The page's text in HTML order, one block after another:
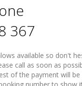
367
available so don't
call as soon as
of the payment will